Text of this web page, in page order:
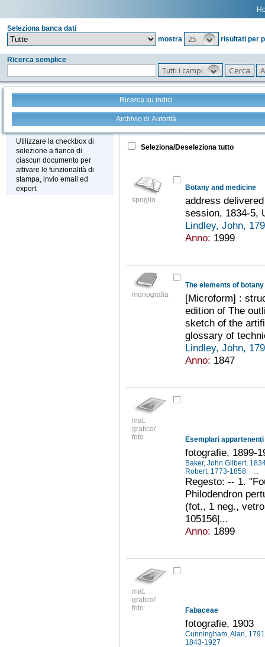
Seleziona banca dati
mostra
25 risultati per
Ricerca semplice
Tutti i campi
Ricerca su indici
Archivio di Autorità
Stampa - Email - Export
Utilizzare la checkbox di
selezione a fianco di
ciascun documento per
attivare le funzionalità di
stampa, invio email ed
export.
Tutto +
Seleziona/Deseleziona tutto
spoglio
Botany and medicine
address
session, 1834-5,
Lindley, John,
Anno: 1999
monografia
The elements of botany
[Microform] :
edition of The
sketch of the
glossary of
Lindley, John,
Anno: 1847
mat.
grafico/
foto
Esemplari
fotografie, 1899-
Baker, John Gilbert,
Robert, 1773-1858
...
Regesto: -- 1.
Philodendron
(fot., 1 neg.,
105156|...
Anno: 1899
mat.
grafico/
foto
Fabaceae
fotografie, 1903
Cunningham, Alan,
1843-1927